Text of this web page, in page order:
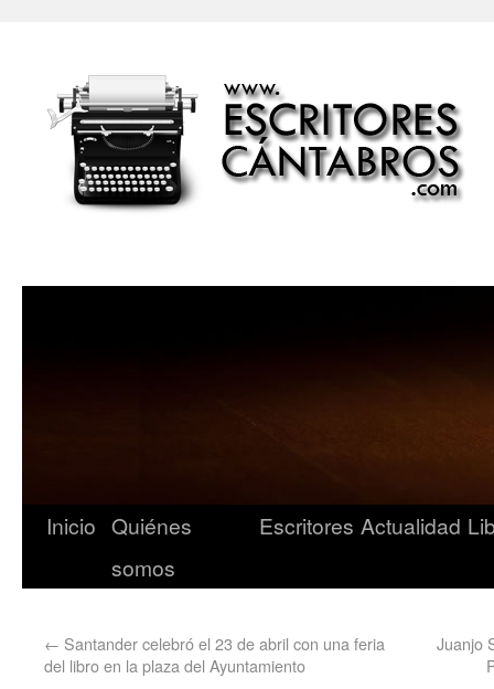
Inicio Quiénes
somos
Escritores Actualidad
← Santander celebró el 23 de abril con una feria
del libro en la plaza del Ayuntamiento
Juanjo